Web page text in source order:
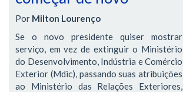
Por Milton Lourenço
Se o novo presidente quiser mostrar
serviço, em vez de extinguir o Ministério
do Desenvolvimento, Indústria e Comércio
Exterior (Mdic), passando suas atribuições
ao Ministério das Relações Exteriores,